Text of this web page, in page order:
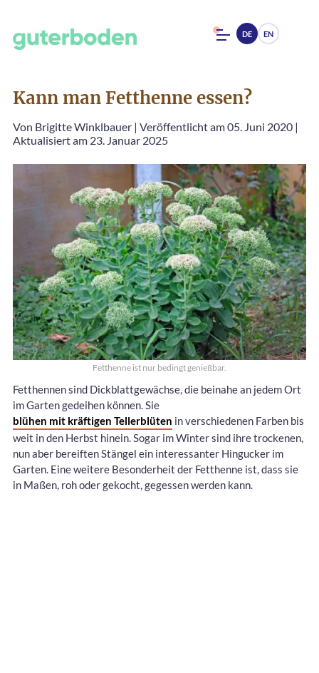
DE EN
Kann man Fetthenne essen?
Von Brigitte Winklbauer | Veröffentlicht am 05. Juni 2020 |
Aktualisiert am 23. Januar 2025
Fetthenne ist nur bedingt genießbar.
Fetthennen sind Dickblattgewächse, die beinahe an jedem Ort
im Garten gedeihen können. Sie
blühen mit kräftigen Tellerblüten in verschiedenen Farben bis
weit in den Herbst hinein. Sogar im Winter sind ihre trockenen,
nun aber bereiften Stängel ein interessanter Hingucker im
Garten. Eine weitere Besonderheit der Fetthenne ist, dass sie
in Maßen, roh oder gekocht, gegessen werden kann.